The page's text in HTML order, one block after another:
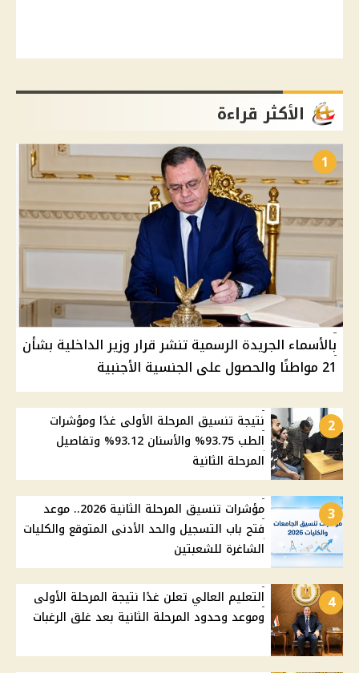
الأكثر قراءة
1
بالأسماء الجريدة الرسمية تنشر قرار وزير الداخلية بشأن
21 مواطنًا والحصول على الجنسية الأجنبية
2
نتيجة تنسيق المرحلة الأولى غدًا ومؤشرات
الطب 93.75% والأسنان 93.12% وتفاصيل
المرحلة الثانية
3
مؤشرات تنسيق المرحلة الثانية 2026.. موعد
فتح باب التسجيل والحد الأدنى المتوقع والكليات
الشاغرة للشعبتين
4
التعليم العالي تعلن غدًا نتيجة المرحلة الأولى
وموعد وحدود المرحلة الثانية بعد غلق الرغبات